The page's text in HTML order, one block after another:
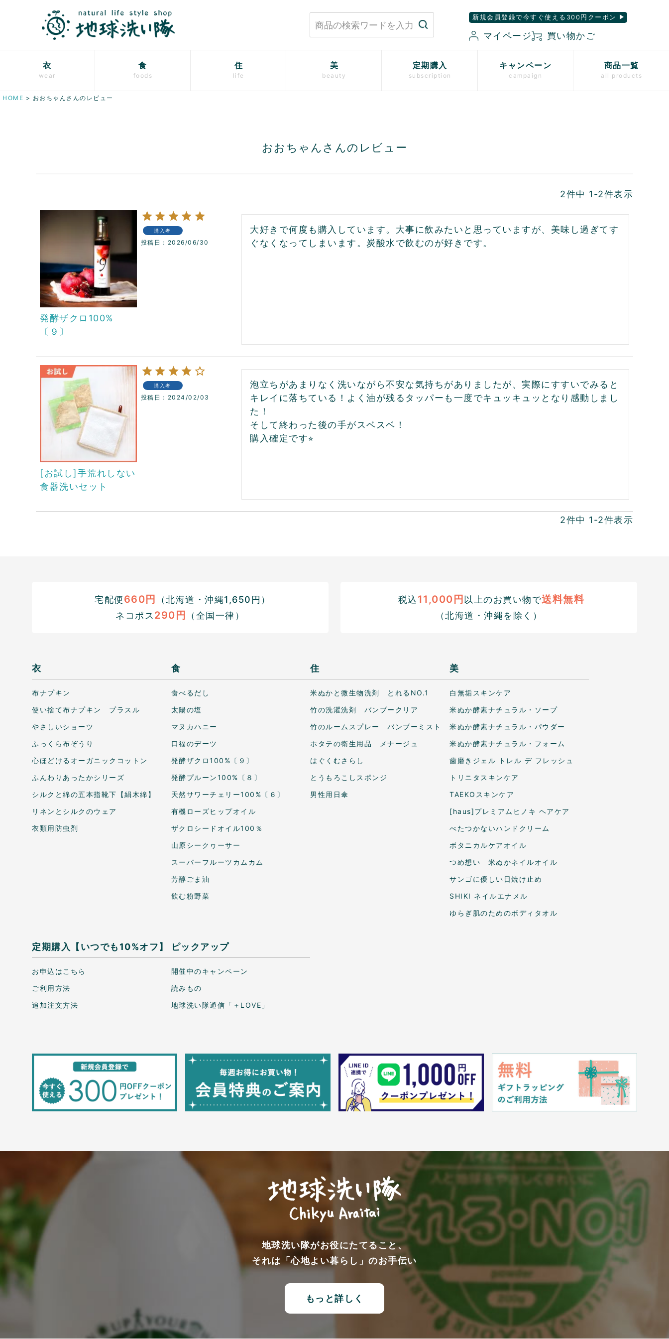
新規会員登録で今すぐ使える300円クーポン
マイページ 買い物かご
衣
wear
食
foods
住
life
美
beauty
定期購入
subscription
キャンペーン
campaign
商品一覧
all products
HOME おおちゃんさんのレビュー
おおちゃんさんのレビュー
2件中 1 -2件表示
発酵ザクロ100%
〔９〕
購入者
投稿日 2026/06/30
大好きで何度も購入しています。大事に飲みたいと思っていますが、美味し過ぎてす
[お試し]手荒れしない
食器洗いセット
購入者
投稿日 2024/02/03
泡立ちがあまりなく洗いながら不安な気持ちがありましたが、実際にすすいでみると
キレイに落ちている！よく油が残るタッパーも一度でキュッキュッとなり感動しまし
た！
そして終わった後の手がスベスベ！
購入確定です⭐︎
2件中 1 -2件表示
宅配便660円
（北海道・沖縄1,650円）
ネコポス 290円 （全国一律）
税込11,000円 以上のお買い物で送料無料
（北海道・沖縄を除く）
衣
布ナプキン
使い捨て布ナプキン プラスル
やさしいショーツ
ふっくら布ぞうり
心ほどけるオーガニックコットン
ふんわりあったかシリーズ
シルクと綿の五本指靴下【絹木綿】
リネンとシルクのウェア
衣類用防虫剤
食
食べるだし
太陽の塩
マヌカハニー
口福のデーツ
発酵ザクロ100%〔９〕
発酵プルーン100%〔８〕
天然サワーチェリー100%〔６〕
有機ローズヒップオイル
ザクロシードオイル100％
山原シークヮーサー
スーパーフルーツカムカム
芳醇ごま油
飲む粉野菜
住
米ぬかと微生物洗剤 とれるNO.1
竹の洗濯洗剤 バンブークリア
竹のルームスプレー バンブーミスト
ホタテの衛生用品 メナージュ
はぐくむさらし
とうもろこしスポンジ
男性用日傘
美
白無垢スキンケア
米ぬか酵素ナチュラル・ソープ
米ぬか酵素ナチュラル・パウダー
米ぬか酵素ナチュラル・フォーム
歯磨きジェル トレル デ フレッシュ
トリニタスキンケア
TAEKOスキンケア
[haus]プレミアムヒノキ ヘアケア
べたつかないハンドクリーム
ボタニカルケアオイル
つめ想い 米ぬかネイルオイル
サンゴに優しい日焼け止め
SHIKI ネイルエナメル
ゆらぎ肌のためのボディタオル
定期購入【いつでも10%オフ】
お申込はこちら
ご利用方法
追加注文方法
ピックアップ
開催中のキャンペーン
読みもの
地球洗い隊通信「＋LOVE」
地球洗い隊がお役にたてること、
それは「心地よい暮らし」のお手伝い
もっと詳しく